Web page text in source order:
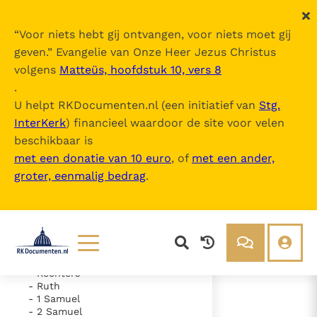
“Voor niets hebt gij ontvangen, voor niets moet gij
geven.” Evangelie van Onze Heer Jezus Christus
volgens Matteüs, hoofdstuk 10, vers 8
.
U helpt RKDocumenten.nl (een initiatief van Stg.
InterKerk) financieel waardoor de site voor velen
beschikbaar is
met een donatie van 10 euro, of met een ander,
groter, eenmalig bedrag.
Lezen
Documenten
Over ons
De Bijbel
Inhoudsopgave
uitklappen
- Oude Testament
- Exodus
- Numeri
- Deuteronomium
- Rechters
- Ruth
- 1 Samuel
- 2 Samuel
- Hoofdstuk 36